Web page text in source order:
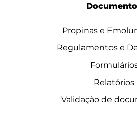
Propinas e
Regulamentos e
Relatórios
Validação de